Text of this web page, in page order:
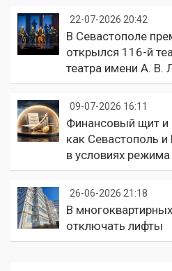
22-07-2026 20:42
В Севастополе
открылся 116-й
театра имени А. В.
09-07-2026 16:11
Финансовый щит
как Севастополь
в условиях
26-06-2026 21:18
В
отключать лифты